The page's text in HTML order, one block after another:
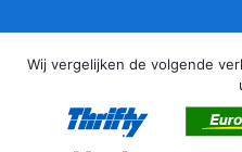
Wij vergelijken de volgende